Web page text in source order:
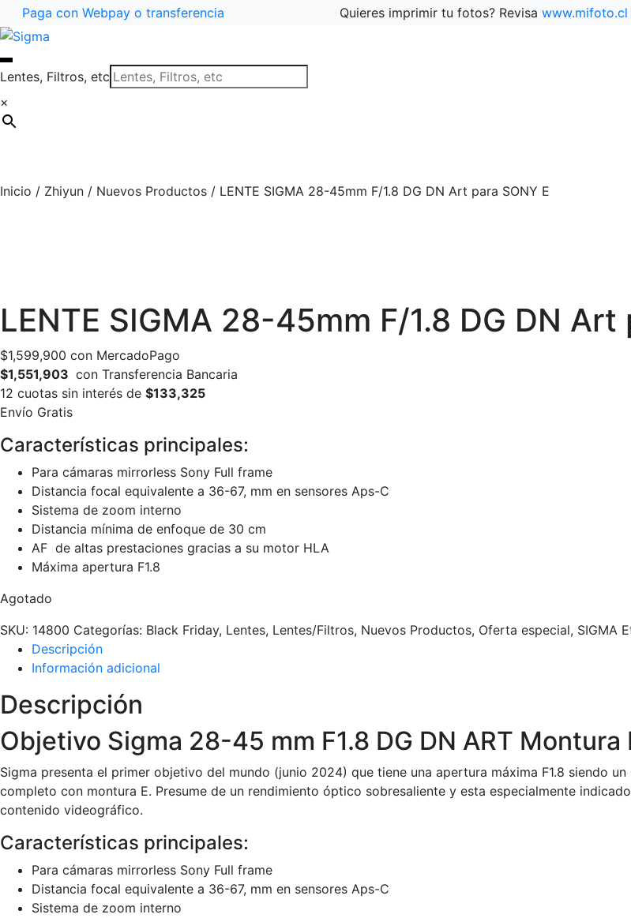
Paga con Webpay o transferencia Quieres imprimir tu fotos? Revisa www.mifoto.cl
Ir
la
Saltar
contenido
Lentes, Filtros, etc
×
Inicio / Zhiyun / Nuevos Productos / LENTE SIGMA 28-45mm F/1.8 DG DN Art para SONY E
LENTE SIGMA 28-45mm F/1.8 DG DN Art
$1,599,900 con MercadoPago
$1,551,903 con Transferencia Bancaria
12 cuotas sin interés de $133,325
Envío Gratis
Características principales:
Para cámaras mirrorless Sony Full frame
Distancia focal equivalente a 36-67, mm en sensores Aps-C
Sistema de zoom interno
Distancia mínima de enfoque de 30 cm
AF de altas prestaciones gracias a su motor HLA
Máxima apertura F1.8
Agotado
SKU: 14800 Categorías: Black Friday, Lentes, Lentes/Filtros, Nuevos Productos, Oferta especial, SIGMA
Descripción
Información adicional
Descripción
Objetivo Sigma 28-45 mm F1.8 DG DN ART Montura
Sigma presenta el primer objetivo del mundo (junio 2024) que tiene una apertura máxima F1.8 siendo
completo con montura E. Presume de un rendimiento óptico sobresaliente y esta especialmente
contenido videográfico.
Características principales:
Para cámaras mirrorless Sony Full frame
Distancia focal equivalente a 36-67, mm en sensores Aps-C
Sistema de zoom interno